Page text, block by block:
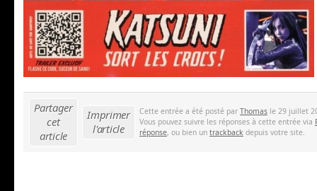
Partager
cet
article
Imprimer
l'article
Cette entrée a été posté par Thomas le 29 juillet
Vous pouvez suivre les réponses à cette entrée via
réponse, ou bien un trackback depuis votre site.